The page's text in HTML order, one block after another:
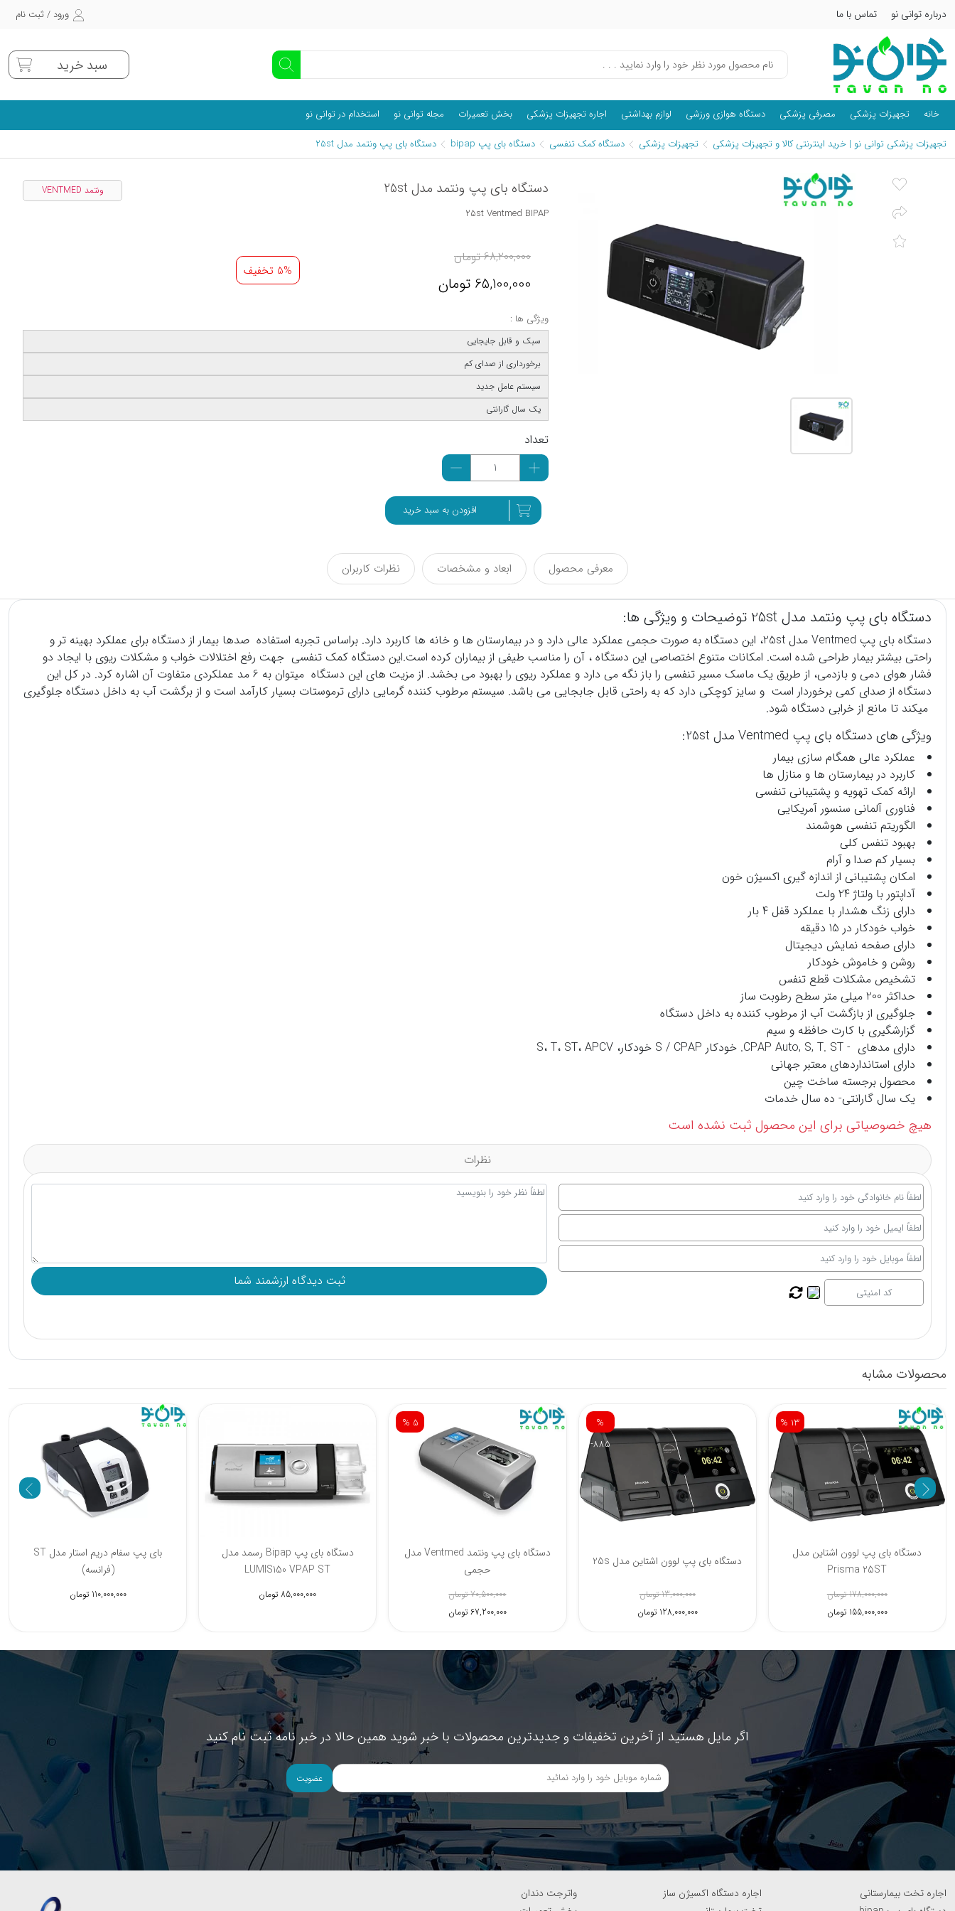
درباره توانی نو تماس با ما ورود / ثبت نام
سبد خرید
خانه تجهیزات پزشکی مصرفی پزشکی دستگاه هوازی ورزشی لوازم بهداشتی اجاره تجهیزات پزشکی بخش تعمیرات مجله توانی نو
استخدام در توانی نو
تجهیزات پزشکی توانی نو | خرید اینترنتی کالا و تجهیزات پزشکی
تجهیزات پزشکی دستگاه کمک تنفسی دستگاه بای پپ bipap دستگاه بای پپ ونتمد مدل 25st
ونتمد VENTMED دستگاه بای پپ ونتمد مدل 25st
25st Ventmed BIPAP
68,200,000تومان
65,100,000 تومان
5% تخفیف
ویژگی ها :
سبک و قابل جایجایی
برخورداری از صدای کم
سیستم عامل جدید
یک سال گارانتی
تعداد
افزودن به سبد خرید
معرفی محصول ابعاد و مشخصات نظرات کاربران
دستگاه بای پپ ونتمد مدل 25st توضیحات و ویژگی ها:
دستگاه بای پپ
Ventmed مدل 25st، این دستگاه به صورت حجمی عملکرد عالی دارد و در بیمارستان ها و خانه ها کاربرد دارد. براساس تجربه استفاده صدها بیمار از دستگاه برای عملکرد بهینه تر و
راحتی بیشتر بیمار طراحی شده است. امکانات متنوع اختصاصی این دستگاه ، آن را مناسب طیفی از بیماران کرده است.این دستگاه کمک تنفسی جهت رفع اختلالات خواب و مشکلات ریوی با ایجاد دو
فشار هوای دمی و بازدمی، از طریق یک ماسک مسیر تنفسی را باز نگه می دارد و عملکرد ریوی را بهبود می بخشد. از مزیت های این دستگاه میتوان به 6 مد عملکردی متفاوت آن اشاره کرد. در کل این
دستگاه از صدای کمی برخوردار است و سایز کوچکی دارد که به راحتی قابل جابجایی می باشد. سیستم مرطوب کننده گرمایی دارای ترموستات بسیار کارآمد است و از برگشت آب به داخل دستگاه جلوگیری
میکند تا مانع از خرابی دستگاه شود.
ویژگی های دستگاه بای پپ Ventmed مدل 25st:
عملکرد عالی همگام سازی بیمار
کاربرد در بیمارستان ها و منازل ها
ارائه کمک تهویه و پشتیبانی تنفسی
فناوری آلمانی سنسور آمریکایی
الگوریتم تنفسی هوشمند
بهبود تنفس کلی
بسیار کم صدا و آرام
امکان پشتیبانی از اندازه گیری اکسیژن خون
آداپتور با ولتاژ 24 ولت
دارای زنگ هشدار با عملکرد قفل 4 بار
خواب خودکار در 15 دقیقه
دارای صفحه نمایش دیجیتال
روشن و خاموش خودکار
تشخیص مشکلات قطع تنفس
حداکثر 200 میلی متر سطح رطوبت ساز
جلوگیری از بازگشت آب از مرطوب کننده به داخل دستگاه
گزارشگیری با کارت حافظه و سیم
دارای مدهای - CPAP Auto, S, T. ST. خودکار S / CPAP خودکار، S، T، ST، APCV
دارای استانداردهای معتبر جهانی
محصول برجسته ساخت چین
یک سال گارانتی- ده سال خدمات
هیچ خصوصیاتی برای این محصول ثبت نشده است
نظرات
محصولات مشابه
دستگاه بای پپ Bipap رسمد مدل
LUMIS150 VPAP ST
85,000,000 تومان
دستگاه بای پپ ونتمد Ventmed مدل
حجمی
70,500,000 تومان
%
-885
دستگاه بای پپ لوون اشتاین مدل 25s
13,000,000 تومان
128,000,000 تومان
% 13
دستگاه بای پپ لوون اشتاین مدل
Prisma 25ST
178,000,000 تومان
155,000,000 تومان
% 5
دستگاه بای پپ ونتمد مدل 25ST
68,700,000 تومان
65,100,000 تومان
اگر مایل هستید از آخرین تخفیفات و جدیدترین محصولات با خبر شوید همین حالا در خبر نامه ثبت نام کنید
عضویت
اجاره تخت بیمارستانی اجاره دستگاه اکسیژن ساز
واترجت دندان